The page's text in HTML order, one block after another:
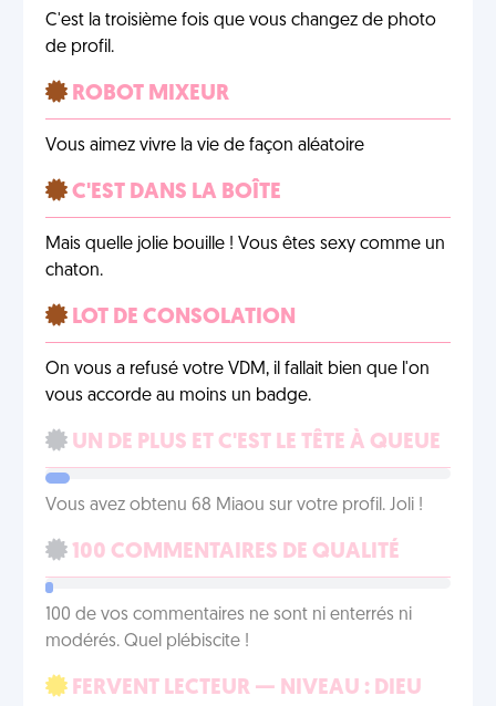
C'est la troisième fois que vous changez de photo
de profil.
ROBOT MIXEUR
Vous aimez vivre la vie de façon aléatoire
C'EST DANS LA BOÎTE
Mais quelle jolie bouille ! Vous êtes sexy comme un
chaton.
LOT DE CONSOLATION
On vous a refusé votre VDM, il fallait bien que l'on
vous accorde au moins un badge.
UN DE PLUS ET C'EST LE TÊTE À QUEUE
Vous avez obtenu 68 Miaou sur votre profil. Joli !
100 COMMENTAIRES DE QUALITÉ
100 de vos commentaires ne sont ni enterrés ni
modérés. Quel plébiscite !
FERVENT LECTEUR — NIVEAU : DIEU